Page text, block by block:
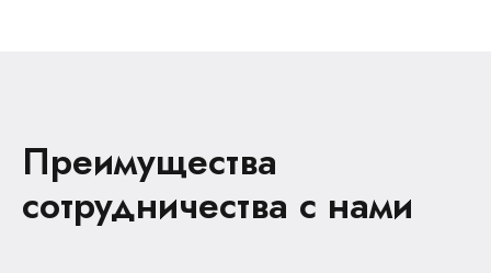
Преимущества
сотрудничества с нами